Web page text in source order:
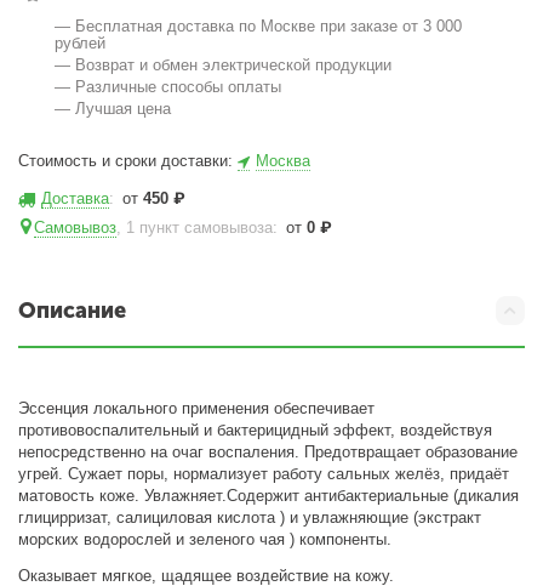
— Бесплатная доставка по Москве при заказе от 3 000
рублей
— Возврат и обмен электрической продукции
— Различные способы оплаты
— Лучшая цена
Стоимость и сроки доставки: Москва
Доставка: от450 ₽
Самовывоз, 1 пункт самовывоза: от0 ₽
Описание
Эссенция локального применения обеспечивает
противовоспалительный и бактерицидный эффект, воздействуя
непосредственно на очаг воспаления. Предотвращает образование
угрей. Сужает поры, нормализует работу сальных желёз, придаёт
матовость коже. Увлажняет.Содержит антибактериальные (дикалия
глицирризат, салициловая кислота ) и увлажняющие (экстракт
морских водорослей и зеленого чая ) компоненты.
Оказывает мягкое, щадящее воздействие на кожу.